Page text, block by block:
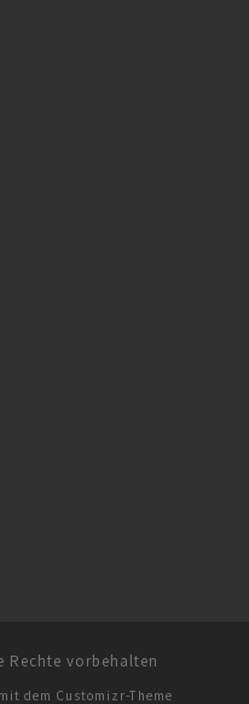
Rechte vorbehalten
dem Customizr-Theme